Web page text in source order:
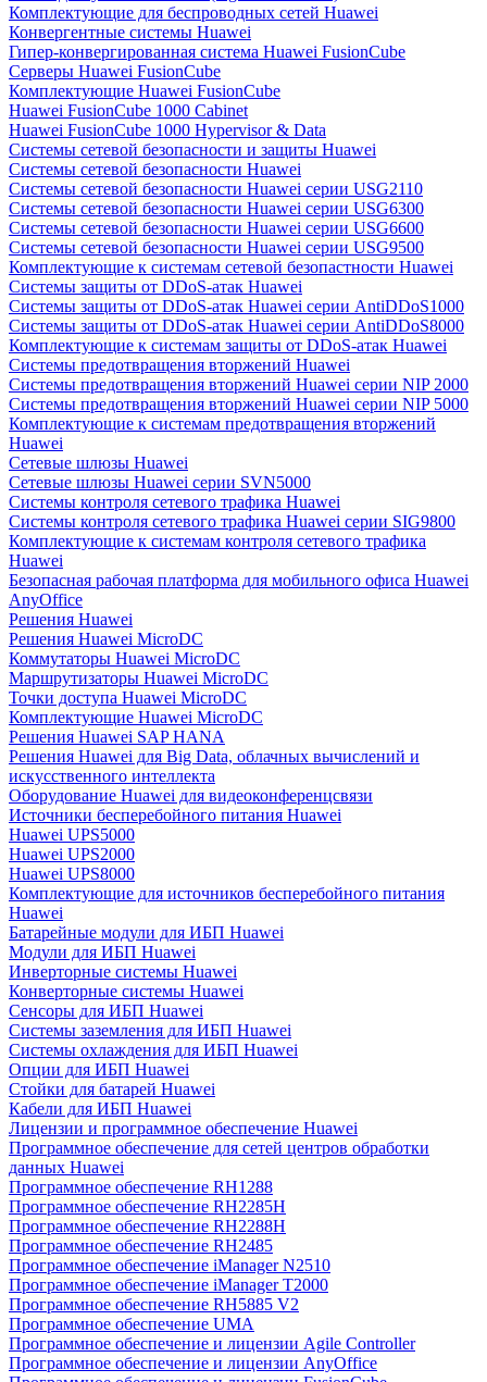
Комплектующие для беспроводных сетей Huawei
Конвергентные системы Huawei
Гипер-конвергированная система Huawei FusionCube
Серверы Huawei FusionCube
Комплектующие Huawei FusionCube
Huawei FusionCube 1000 Cabinet
Huawei FusionCube 1000 Hypervisor & Data
Системы сетевой безопасности и защиты Huawei
Системы сетевой безопасности Huawei
Системы сетевой безопасности Huawei серии USG2110
Системы сетевой безопасности Huawei серии USG6300
Системы сетевой безопасности Huawei серии USG6600
Системы сетевой безопасности Huawei серии USG9500
Комплектующие к системам сетевой безопастности Huawei
Системы защиты от DDoS-атак Huawei
Системы защиты от DDoS-атак Huawei серии AntiDDoS1000
Системы защиты от DDoS-атак Huawei серии AntiDDoS8000
Комплектующие к системам защиты от DDoS-атак Huawei
Системы предотвращения вторжений Huawei
Системы предотвращения вторжений Huawei серии NIP 2000
Системы предотвращения вторжений Huawei серии NIP 5000
Комплектующие к системам предотвращения вторжений
Huawei
Сетевые шлюзы Huawei
Сетевые шлюзы Huawei серии SVN5000
Системы контроля сетевого трафика Huawei
Системы контроля сетевого трафика Huawei серии SIG9800
Комплектующие к системам контроля сетевого трафика
Huawei
Безопасная рабочая платформа для мобильного офиса Huawei
AnyOffice
Решения Huawei
Решения Huawei MicroDC
Коммутаторы Huawei MicroDC
Маршрутизаторы Huawei MicroDC
Точки доступа Huawei MicroDC
Комплектующие Huawei MicroDC
Решения Huawei SAP HANA
Решения Huawei для Big Data, облачных вычислений и
искусственного интеллекта
Оборудование Huawei для видеоконференцсвязи
Источники бесперебойного питания Huawei
Huawei UPS5000
Huawei UPS2000
Huawei UPS8000
Комплектующие для источников бесперебойного питания
Huawei
Батарейные модули для ИБП Huawei
Модули для ИБП Huawei
Инверторные системы Huawei
Конверторные системы Huawei
Сенсоры для ИБП Huawei
Системы заземления для ИБП Huawei
Системы охлаждения для ИБП Huawei
Опции для ИБП Huawei
Стойки для батарей Huawei
Кабели для ИБП Huawei
Лицензии и программное обеспечение Huawei
Программное обеспечение для сетей центров обработки
данных Huawei
Программное обеспечение RH1288
Программное обеспечение RH2285H
Программное обеспечение RH2288H
Программное обеспечение RH2485
Программное обеспечение iManager N2510
Программное обеспечение iManager T2000
Программное обеспечение RH5885 V2
Программное обеспечение UMA
Программное обеспечение и лицензии Agile Controller
Программное обеспечение и лицензии AnyOffice